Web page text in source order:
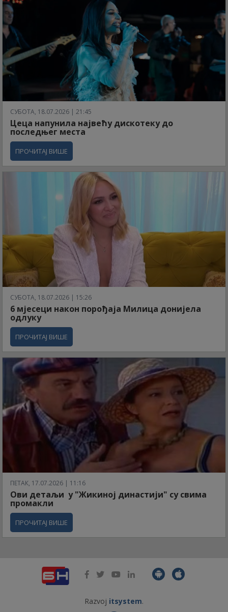
СУБОТА, 18.07.2026 | 21:45
Цеца напунила највећу дискотеку до
последњег места
ПРОЧИТАЈ ВИШЕ
СУБОТА, 18.07.2026 | 15:26
6 мјесеци након порођаја Милица донијела
одлуку
ПРОЧИТАЈ ВИШЕ
ПЕТАК, 17.07.2026 | 11:16
Ови детаљи у "Жикиној династији" су свима
промакли
ПРОЧИТАЈ ВИШЕ
Razvoj itsystem.